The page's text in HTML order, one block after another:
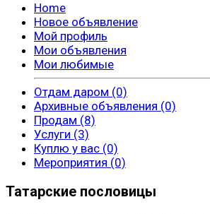
Home
Новое объявление
Мой профиль
Мои объявления
Мои любимые
Отдам даром (0)
Архивные объявления (0)
Продам (8)
Услуги (3)
Куплю у вас (0)
Мероприятия (0)
Татарские пословицы